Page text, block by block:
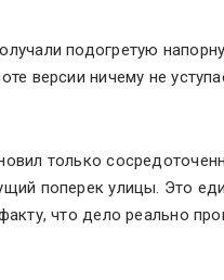
подогретую
версии ничему не
только
поперек улицы. Это
что дело реально